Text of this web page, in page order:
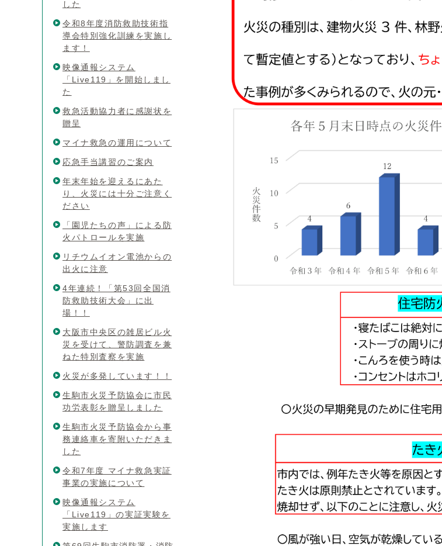
した
令和8年度消防救助技術指
導会特別強化訓練を実施し
ます！
映像通報システム
「Live119」を開始しまし
た
救急活動協力者に感謝状を
贈呈
マイナ救急の運用について
応急手当講習のご案内
年末年始を迎えるにあた
り、火災には十分ご注意く
ださい
「園児たちの声」による防
火パトロールを実施
リチウムイオン電池からの
出火に注意
4年連続！「第53回全国消
防救助技術大会」に出
場！！
大阪市中央区の雑居ビル火
災を受けて、警防調査を兼
ねた特別査察を実施
火災が多発しています！！
生駒市火災予防協会に市民
功労表彰を贈呈しました
生駒市火災予防協会から事
務連絡車を寄附いただきま
した
令和7年度 マイナ救急実証
事業の実施について
映像通報システム
「Live119」の実証実験を
実施します